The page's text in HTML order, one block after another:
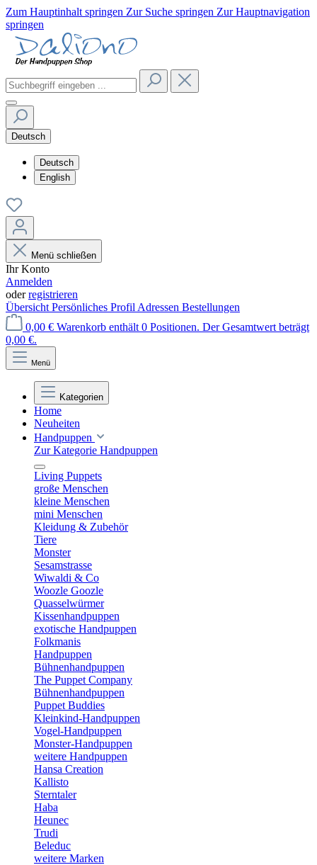
Zum Hauptinhalt springen Zur Suche springen Zur Hauptnavigation
springen
Deutsch
Deutsch
English
Menü schließen
Ihr Konto
Anmelden
oderregistrieren
Übersicht Persönliches Profil Adressen Bestellungen
0,00 € Warenkorb enthält 0 Positionen. Der Gesamtwert beträgt
0,00 €.
Menü
Kategorien
Home
Neuheiten
Handpuppen
Zur Kategorie Handpuppen
Living Puppets
große Menschen
kleine Menschen
mini Menschen
Kleidung & Zubehör
Tiere
Monster
Sesamstrasse
Wiwaldi & Co
Woozle Goozle
Quasselwürmer
Kissenhandpuppen
exotische Handpuppen
Folkmanis
Handpuppen
Bühnenhandpuppen
The Puppet Company
Bühnenhandpuppen
Puppet Buddies
Kleinkind-Handpuppen
Vogel-Handpuppen
Monster-Handpuppen
weitere Handpuppen
Hansa Creation
Kallisto
Sterntaler
Haba
Heunec
Trudi
Beleduc
weitere Marken